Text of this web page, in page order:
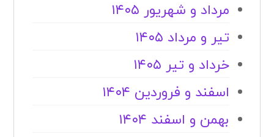
مرداد و شهریور ۱۴۰۵
تیر و مرداد ۱۴۰۵
خرداد و تیر ۱۴۰۵
اسفند و فروردین ۱۴۰۴
بهمن و اسفند ۱۴۰۴